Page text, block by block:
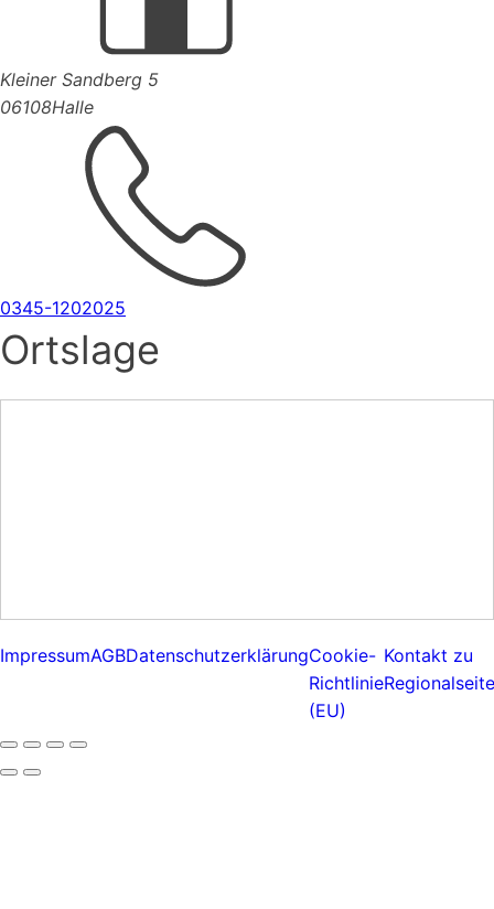
Kleiner Sandberg 5
06108Halle
0345-1202025
Ortslage
ImpressumAGBDatenschutzerklärungCookie-
Richtlinie
(EU)
Kontakt zu